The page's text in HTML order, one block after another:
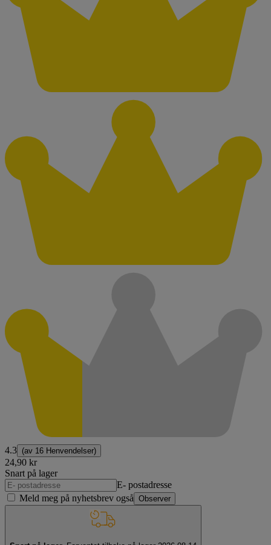
4.3 (av 16 Henvendelser)
24,90 kr
Snart på lager
E- postadresse
Meld meg på nyhetsbrev også Observer